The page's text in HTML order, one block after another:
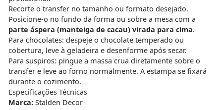
Recorte o transfer no tamanho ou formato desejado.
Posicione-o no fundo da forma ou sobre a mesa com a
parte áspera (manteiga de cacau) virada para cima.
Para chocolates: despeje o chocolate temperado ou
cobertura, leve à geladeira e desenforme após secar.
Para suspiros: pingue a massa crua diretamente sobre o
transfer e leve ao forno normalmente. A estampa se fixará
durante o cozimento.
Especificações Técnicas
Marca:Stalden Decor